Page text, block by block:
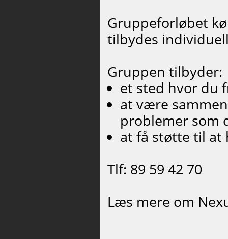
Gruppeforløbet
tilbydes
Gruppen tilbyder:
et sted hvor du
at være
problemer som
at få støtte til
Tlf: 89 59 42 70
Læs mere om